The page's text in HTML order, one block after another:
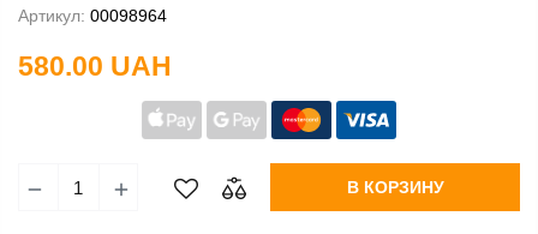
Артикул: 00098964
580.00 UAH
В КОРЗИНУ